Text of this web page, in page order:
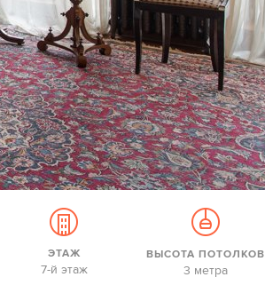
ЭТАЖ
7-й этаж
ВЫСОТА ПОТОЛКОВ
3 метра